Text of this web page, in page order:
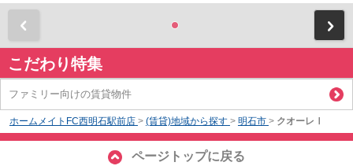
こだわり特集
ファミリー向けの賃貸物件
ホームメイトFC西明石駅前店 > (賃貸)地域から探す > 明石市 > クオーレⅠ
ページトップに戻る